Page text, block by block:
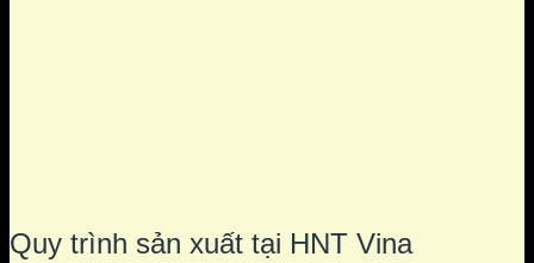
Quy trình sản xuất tại HNT Vina